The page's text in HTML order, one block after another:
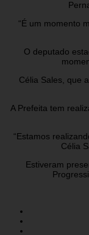
“É um momento
O deputado
Célia Sales, que
A Prefeita tem
“Estamos
Célia
Estiveram